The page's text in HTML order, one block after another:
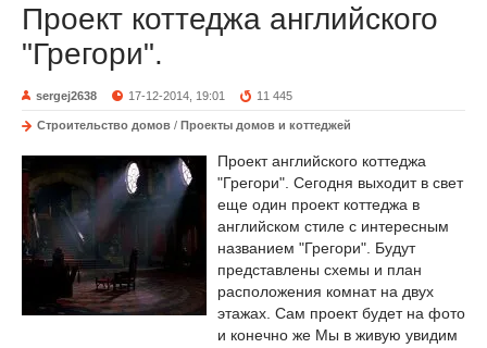
Проект коттеджа английского
"Грегори".
sergej2638 17-12-2014, 19:01 11 445
Строительство домов / Проекты домов и коттеджей
Проект английского коттеджа
"Грегори". Сегодня выходит в свет
еще один проект коттеджа в
английском стиле с интересным
названием "Грегори". Будут
представлены схемы и план
расположения комнат на двух
этажах. Сам проект будет на фото
и конечно же Мы в живую увидим